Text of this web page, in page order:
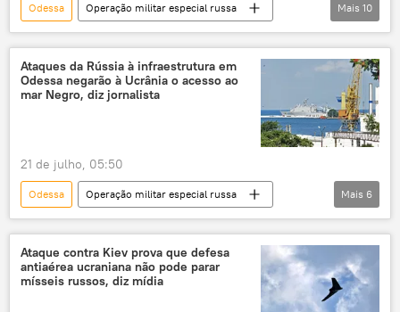
Odessa
Operação militar especial russa
Europa
operação militar especial
conflito ucraniano
Rússia
Ucrânia
Chernigov
Forças Armadas da Ucrânia
Mais 10
Ataques da Rússia à infraestrutura em
Odessa negarão à Ucrânia o acesso ao
mar Negro, diz jornalista
21 de julho, 05:50
Odessa
Operação militar especial russa
Zona Portuária
Ucrânia
mar Negro
infraestrutura
militar Rússia
Mais 6
Ataque contra Kiev prova que defesa
antiaérea ucraniana não pode parar
mísseis russos, diz mídia